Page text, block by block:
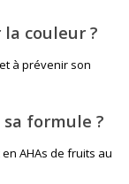
couleur ?
à prévenir son
formule ?
AHAs de fruits au